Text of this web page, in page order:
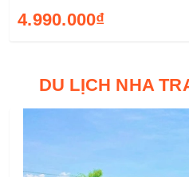
1.850.000₫
DU LỊCH NHA